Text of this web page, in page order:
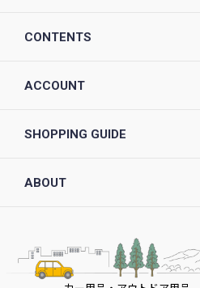
CONTENTS
ACCOUNT
SHOPPING GUIDE
ABOUT